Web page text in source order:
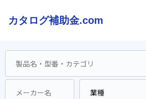
カタログ補助金.com